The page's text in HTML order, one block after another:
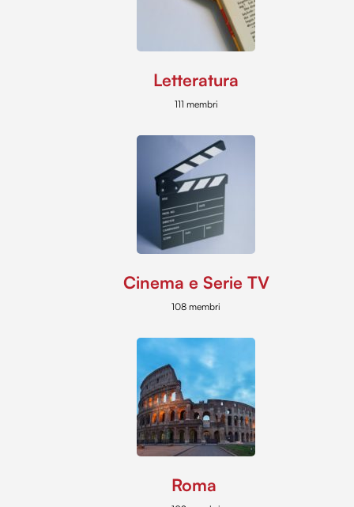
Letteratura
111 membri
Cinema e Serie TV
108 membri
Roma